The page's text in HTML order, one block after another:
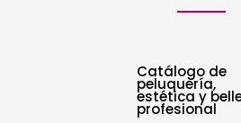
Catálogo de
peluquería,
estética y
profesional